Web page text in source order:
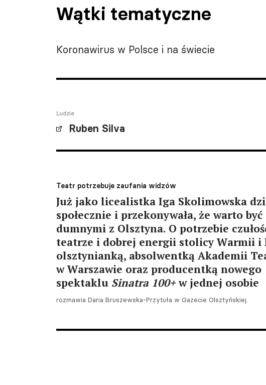
Wątki tematyczne
Koronawirus w Polsce i na świecie
Ludzie
Ruben Silva
Teatr potrzebuje zaufania widzów
Już jako licealistka Iga Skolimowska
społecznie i przekonywała, że warto być
dumnymi z Olsztyna. O potrzebie
teatrze i dobrej energii stolicy Warmii i
olsztynianką, absolwentką Akademii
w Warszawie oraz producentką nowego
spektaklu Sinatra 100+w jednej osobie
rozmawia Daria Bruszewska-Przytuła w Gazecie Olsztyńskiej.